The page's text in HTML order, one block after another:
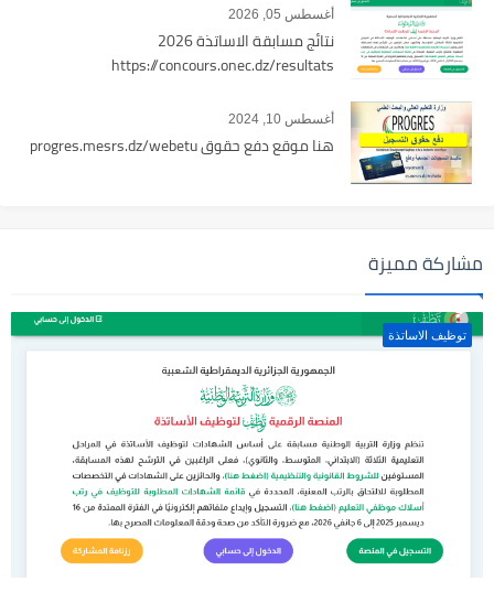
أغسطس 05, 2026
نتائج مسابقة الاساتذة 2026
https://concours.onec.dz/resultats
أغسطس 10, 2024
هنا موقع دفع حقوق progres.mesrs.dz/webetu
مشاركة مميزة
توظيف الاساتذة